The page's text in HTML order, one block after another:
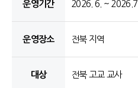
운영기간 2026. 6. ~ 2026.7.
운영장소 전북 지역
대상 전북 고교 교사